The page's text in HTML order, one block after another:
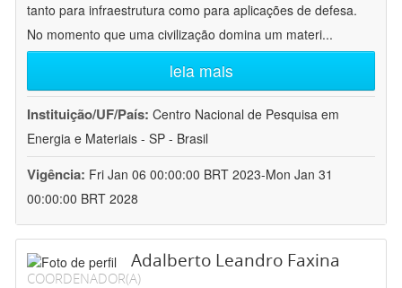
tanto para infraestrutura como para aplicações de defesa.
No momento que uma civilização domina um materi...
leia mais
Instituição/UF/País: Centro Nacional de Pesquisa em
Energia e Materiais - SP - Brasil
Vigência: Fri Jan 06 00:00:00 BRT 2023-Mon Jan 31
00:00:00 BRT 2028
Adalberto Leandro Faxina
COORDENADOR(A)